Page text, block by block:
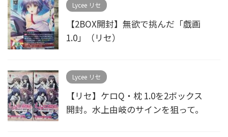
Lycee リセ
【2BOX開封】無欲で挑んだ「戯画
1.0」（リセ）
Lycee リセ
【リセ】ケロQ・枕 1.0を2ボックス
開封。水上由岐のサインを狙って。